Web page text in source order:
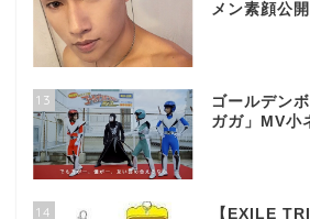
メン素顔公
13
ゴールデン
ガガ」MV小
14
【EXILE